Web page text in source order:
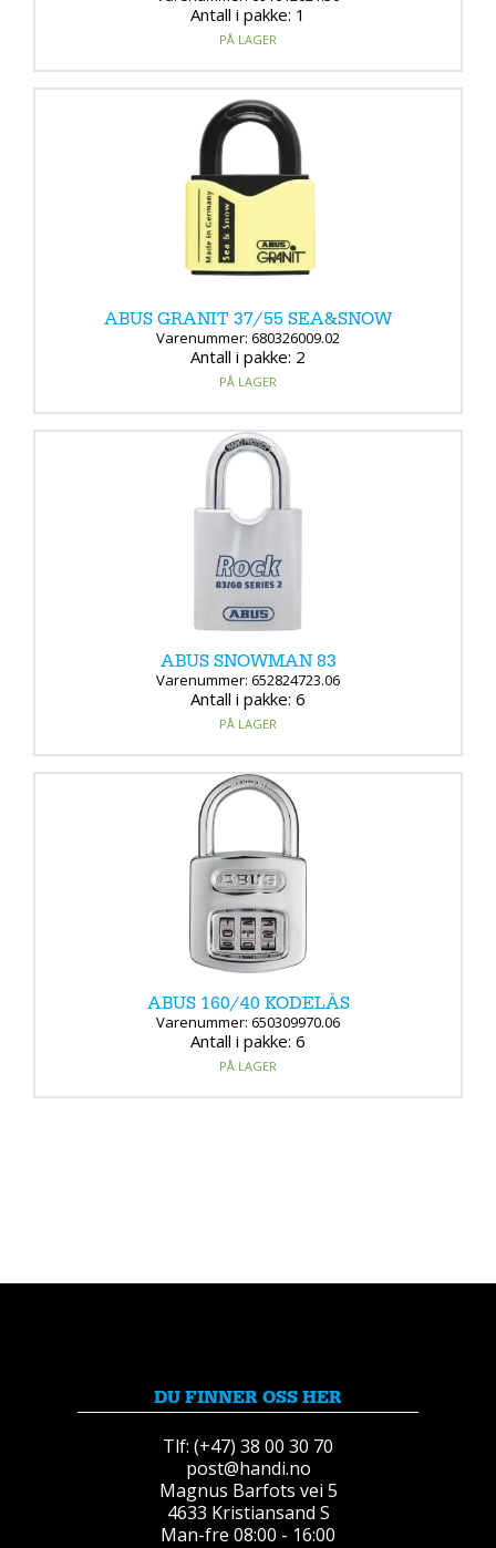
Antall i pakke: 1
PÅ LAGER
ABUS GRANIT 37/55 SEA&SNOW
Varenummer: 680326009.02
Antall i pakke: 2
PÅ LAGER
ABUS SNOWMAN 83
Varenummer: 652824723.06
Antall i pakke: 6
PÅ LAGER
ABUS 160/40 KODELÅS
Varenummer: 650309970.06
Antall i pakke: 6
PÅ LAGER
DU FINNER OSS HER
Tlf: (+47) 38 00 30 70
post@handi.no
Magnus Barfots vei 5
4633 Kristiansand S
Man-fre 08:00 - 16:00